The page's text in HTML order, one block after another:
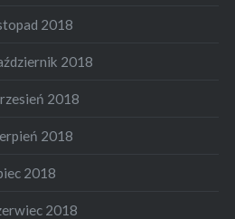
2018
2018
2018
2018
2018
2018